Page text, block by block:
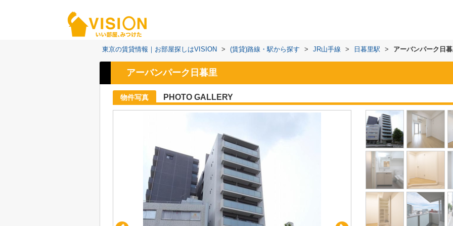
東京の賃貸情報｜お部屋探しはVISION > (賃貸)路線・駅から探す > JR山手線 > 日暮里駅 > アーバンパーク日
アーバンパーク日暮里
物件写真 PHOTO GALLERY